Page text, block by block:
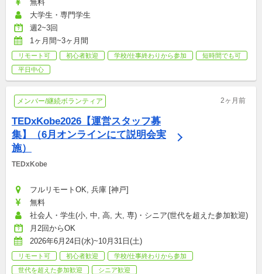
無料
大学生・専門学生
週2~3回
1ヶ月間~3ヶ月間
リモート可 初心者歓迎 学校/仕事終わりから参加
短時間でも可
平日中心
メンバー/継続ボランティア 2ヶ月前
TEDxKobe2026【運営スタッフ募
集】（6月オンラインにて説明会実
施）
TEDxKobe
フルリモートOK, 兵庫 [神戸]
無料
社会人・学生(小, 中, 高, 大, 専)・シニア(世代を超えた参加歓迎)
月2回からOK
2026年6月24日(水)~10月31日(土)
リモート可 初心者歓迎
学校/仕事終わりから参加
世代を超えた参加歓迎
シニア歓迎